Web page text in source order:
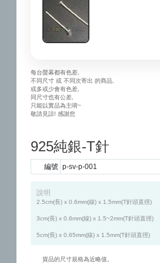
每台螢幕都有色差,
不同尺寸 或 不同次寄出 的商品,
或多或少會有色差,
同尺寸也有公差,
只能以實品為主唷~
敬請見諒! 感謝您
925純銀-T針
編號 p-sv-p-001
說明
2.5cm(長) x 0.6mm(線) x 1.5mm(T針頭直徑)
3cm(長) x 0.6mm(線) x 1.5~2mm(T針頭直徑)
5cm(長) x 0.65mm(線) x 1.5mm(T針頭直徑)
貨品的尺寸規格為近略值。